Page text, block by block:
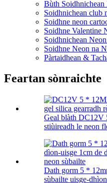
Bùth Soidhnichean
Soidhnichean club
Soidhne neon
Soidhne Valentine
Soidhnichean
Soidhne Neon na
Pàrtaidhean &
Feartan sònraichte
Geal blàth DC12V
stiùireadh le neon
Dath gorm 5 *
sùbailte uisge-